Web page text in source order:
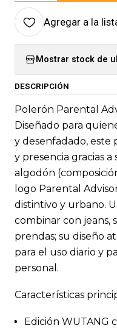
Agregar a la
Mostrar stock de
DESCRIPCIÓN
Polerón Parental
Diseñado para
y desenfadado, este
y presencia gracias
algodón
logo Parental
distintivo y urbano.
combinar con jeans,
prendas; su diseño
para el uso diario y
personal.
Características
Edición WUTANG